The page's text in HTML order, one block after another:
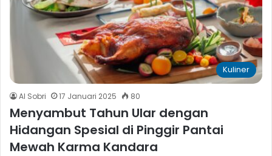
Kuliner
Al Sobri 17 Januari 2025 80
Menyambut Tahun Ular dengan
Hidangan Spesial di Pinggir Pantai
Mewah Karma Kandara